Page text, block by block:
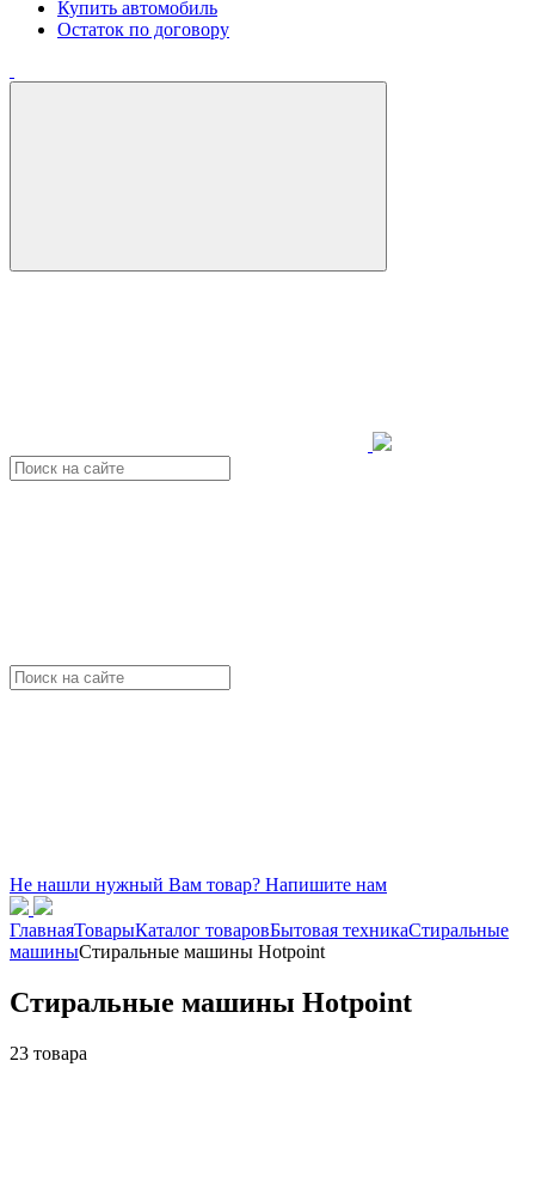
Купить автомобиль
Остаток по договору
Не нашли нужный Вам товар? Напишите нам
ГлавнаяТоварыКаталог товаровБытовая техникаСтиральные
машиныСтиральные машины Hotpoint
Стиральные машины Hotpoint
23 товара